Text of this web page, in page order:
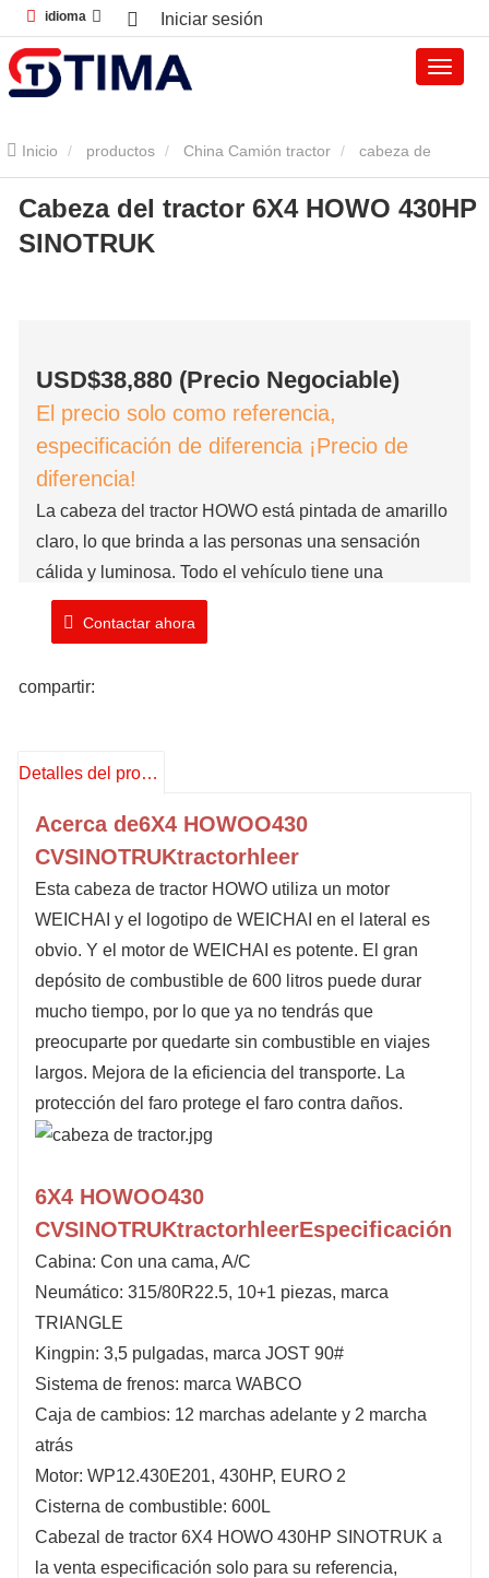
idioma Iniciar sesión
Inicio productos China Camión tractor cabeza de
camión Cabeza del tractor 6X4 HOWO 430HP SINOTRUK
Cabeza del tractor 6X4 HOWO 430HP
SINOTRUK
USD$38,880 (Precio Negociable)
El precio solo como referencia,
especificación de diferencia ¡Precio de
diferencia!
La cabeza del tractor HOWO está pintada de amarillo
claro, lo que brinda a las personas una sensación
cálida y luminosa. Todo el vehículo tiene una
apariencia hermosa, elegante y llamativa. Puede ver
el automóvil claramente incluso en áreas con visión
Adopta una cabina plana HW76. La cabina es
Número de modelo: ZZ4257V3247B1
Tiempo de envío: 25 días laborables
Contactar ahora
compartir:
Detalles del producto
Acerca de6X4 HOWOO430
CVSINOTRUKtractorh leer
Esta cabeza de tractor HOWO utiliza un motor
WEICHAI y el logotipo de WEICHAI en el lateral es
obvio. Y el motor de WEICHAI es potente. El gran
depósito de combustible de 600 litros puede durar
mucho tiempo, por lo que ya no tendrás que
preocuparte por quedarte sin combustible en viajes
largos. Mejora de la eficiencia del transporte. La
protección del faro protege el faro contra daños.
6X4 HOWOO430
CVSINOTRUKtractorhleerEspecificación
Cabina: Con una cama, A/C
Neumático: 315/80R22.5, 10+1 piezas, marca
TRIANGLE
Kingpin: 3,5 pulgadas, marca JOST 90#
Sistema de frenos: marca WABCO
Caja de cambios: 12 marchas adelante y 2 marcha
atrás
Motor: WP12.430E201, 430HP, EURO 2
Cisterna de combustible: 600L
Cabezal de tractor 6X4 HOWO 430HP SINOTRUK a
la venta especificación solo para su referencia,